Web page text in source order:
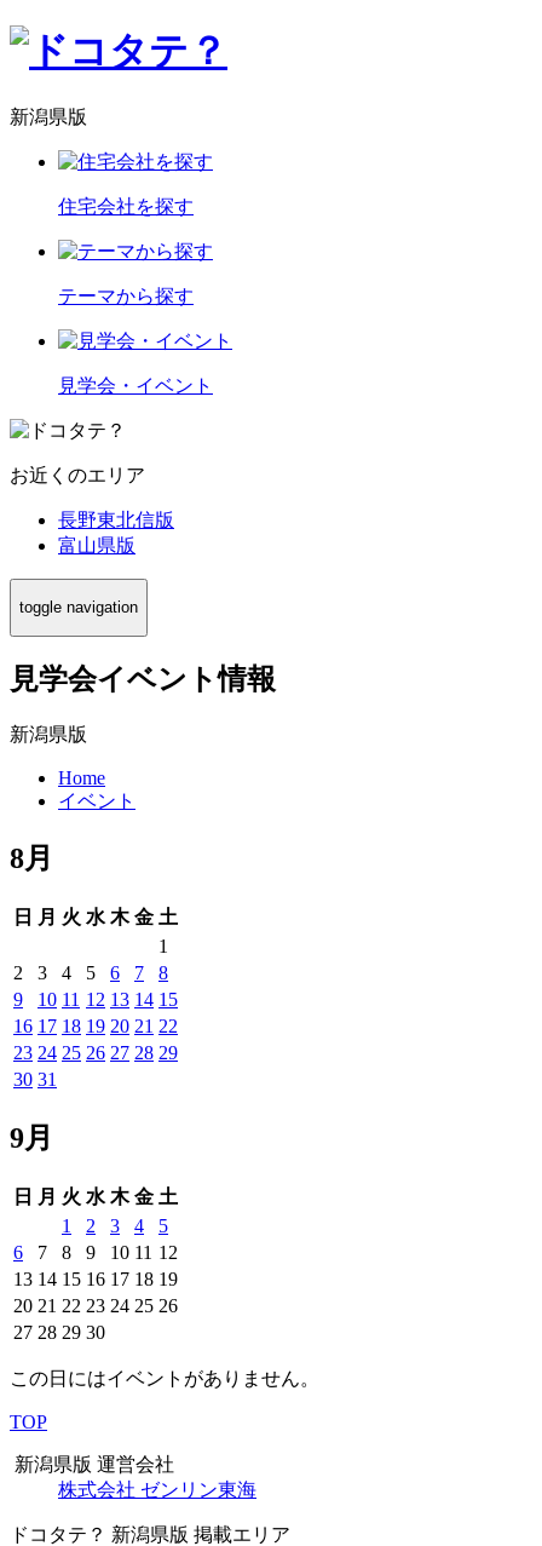
新潟県版
住宅会社を探す
テーマから探す
見学会・イベント
お近くのエリア
長野東北信版
富山県版
toggle navigation
見学会イベント情報
新潟県版
Home
イベント
8月
日 月 火 水 木 金 土
1
2
3 4 5 6 7
8
9
10 11 12 13 14 15
16 17 18 19 20 21 22
23 24 25 26 27 28 29
30 31
9月
日 月 火 水 木 金 土
1
2 3 4
5
6
7 8 9 10 11 12
13 14 15 16 17 18 19
20 21 22 23 24 25 26
27 28 29 30
この日にはイベントがありません。
TOP
新潟県版 運営会社
株式会社 ゼンリン東海
ドコタテ？ 新潟県版 掲載エリア